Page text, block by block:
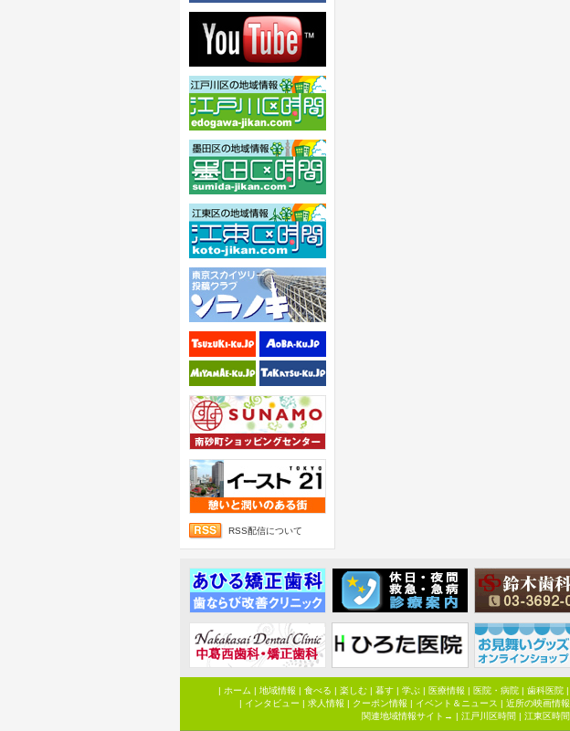
RSS配信について
| ホーム | 地域情報 | 食べる | 楽しむ| 暮す| 学ぶ| 医療情報 | 医院・病院| 歯科医院|
| インタビュー | 求人情報 | クーポン情報 | イベント＆ニュース | 近所の映画情報
関連地域情報サイト→ | 江戸川区時間 | 江東区時間